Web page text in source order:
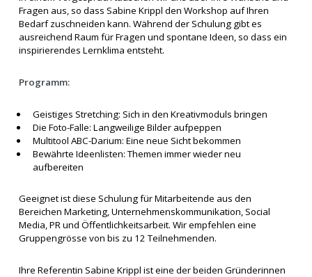
Fragen aus, so dass Sabine Krippl den Workshop auf Ihren
Bedarf zuschneiden kann. Während der Schulung gibt es
ausreichend Raum für Fragen und spontane Ideen, so dass ein
inspirierendes Lernklima entsteht.
Programm:
Geistiges Stretching: Sich in den Kreativmoduls bringen
Die Foto-Falle: Langweilige Bilder aufpeppen
Multitool ABC-Darium: Eine neue Sicht bekommen
Bewährte Ideenlisten: Themen immer wieder neu
aufbereiten
Geeignet ist diese Schulung für Mitarbeitende aus den
Bereichen Marketing, Unternehmenskommunikation, Social
Media, PR und Öffentlichkeitsarbeit. Wir empfehlen eine
Gruppengrösse von bis zu 12 Teilnehmenden.
Ihre Referentin Sabine Krippl ist eine der beiden Gründerinnen